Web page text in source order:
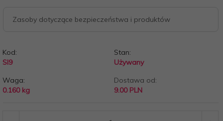
Zasoby dotyczące bezpieczeństwa i produktów
Kod:
SI9
Stan:
Używany
Waga:
0.160 kg
Dostawa od:
9.00 PLN